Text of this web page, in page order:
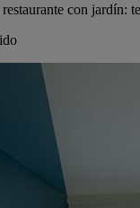
con jardín: